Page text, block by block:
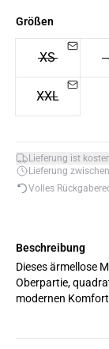
Größen
XS
XXL
Lieferung ist
Lieferung
Volles
Beschreibung
Dieses ärmellose
Oberpartie,
modernen